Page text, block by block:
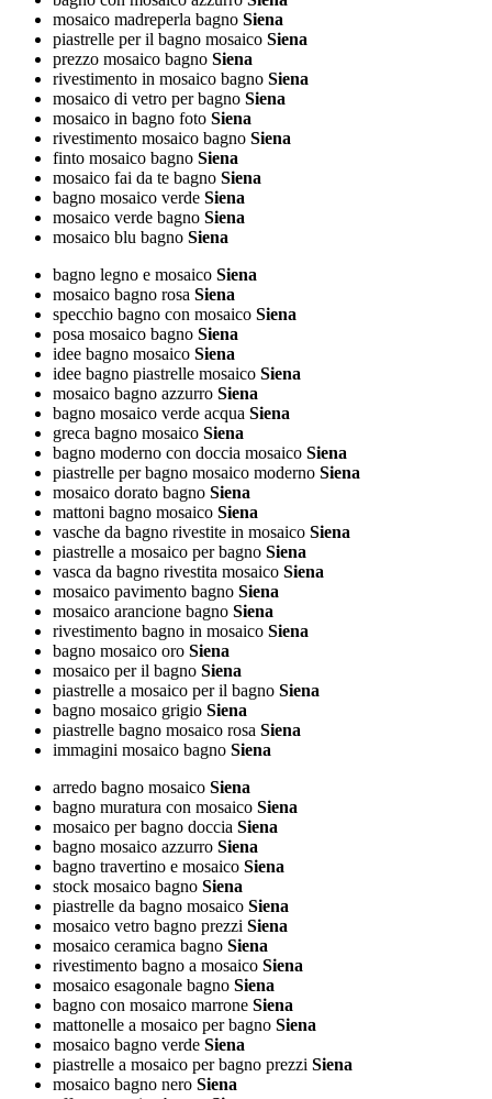
mosaico madreperla bagno Siena
piastrelle per il bagno mosaico Siena
prezzo mosaico bagno Siena
rivestimento in mosaico bagno Siena
mosaico di vetro per bagno Siena
mosaico in bagno foto Siena
rivestimento mosaico bagno Siena
finto mosaico bagno Siena
mosaico fai da te bagno Siena
bagno mosaico verde Siena
mosaico verde bagno Siena
mosaico blu bagno Siena
bagno legno e mosaico Siena
mosaico bagno rosa Siena
specchio bagno con mosaico Siena
posa mosaico bagno Siena
idee bagno mosaico Siena
idee bagno piastrelle mosaico Siena
mosaico bagno azzurro Siena
bagno mosaico verde acqua Siena
greca bagno mosaico Siena
bagno moderno con doccia mosaico Siena
piastrelle per bagno mosaico moderno Siena
mosaico dorato bagno Siena
mattoni bagno mosaico Siena
vasche da bagno rivestite in mosaico Siena
piastrelle a mosaico per bagno Siena
vasca da bagno rivestita mosaico Siena
mosaico pavimento bagno Siena
mosaico arancione bagno Siena
rivestimento bagno in mosaico Siena
bagno mosaico oro Siena
mosaico per il bagno Siena
piastrelle a mosaico per il bagno Siena
bagno mosaico grigio Siena
piastrelle bagno mosaico rosa Siena
immagini mosaico bagno Siena
arredo bagno mosaico Siena
bagno muratura con mosaico Siena
mosaico per bagno doccia Siena
bagno mosaico azzurro Siena
bagno travertino e mosaico Siena
stock mosaico bagno Siena
piastrelle da bagno mosaico Siena
mosaico vetro bagno prezzi Siena
mosaico ceramica bagno Siena
rivestimento bagno a mosaico Siena
mosaico esagonale bagno Siena
bagno con mosaico marrone Siena
mattonelle a mosaico per bagno Siena
mosaico bagno verde Siena
piastrelle a mosaico per bagno prezzi Siena
mosaico bagno nero Siena